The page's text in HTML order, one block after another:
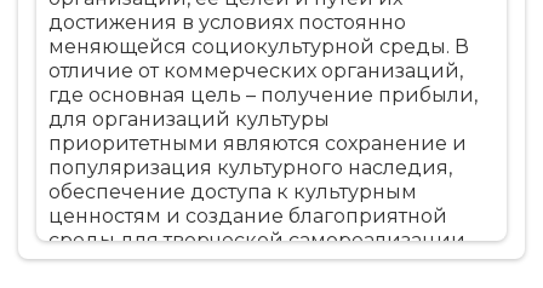
Анализ внешней и внутренней среды:
выявление возможностей и угроз. Первый
и важнейший этап – это всесторонний
анализ среды, в которой существует
организация. Он включает: Анализ
макросреды: изучение политических,
экономических, социальных,
технологических, экологических и
юридических факторов. Например,
изменения в государственной политике в
области культуры, экономическая
достижения в условиях постоянно
меняющейся социокультурной среды. В
отличие от коммерческих организаций,
где основная цель – получение прибыли,
для организаций культуры
приоритетными являются сохранение и
популяризация культурного наследия,
обеспечение доступа к культурным
ценностям и создание благоприятной
среды для творческой самореализации.
Поэтому разработка стратегии для них